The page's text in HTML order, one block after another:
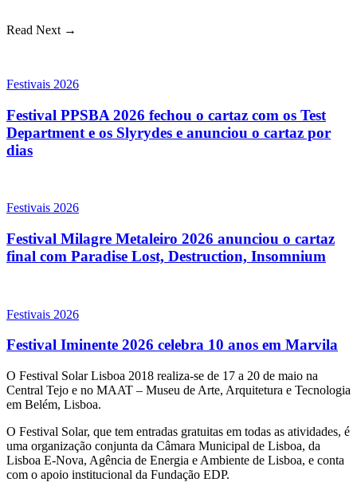
Read Next →
Festivais 2026
Festival PPSBA 2026 fechou o cartaz com os Test
Department e os Slyrydes e anunciou o cartaz por
dias
Festivais 2026
Festival Milagre Metaleiro 2026 anunciou o cartaz
final com Paradise Lost, Destruction, Insomnium
Festivais 2026
Festival Iminente 2026 celebra 10 anos em Marvila
O Festival Solar Lisboa 2018 realiza-se de 17 a 20 de maio na
Central Tejo e no MAAT – Museu de Arte, Arquitetura e Tecnologia
em Belém, Lisboa.
O Festival Solar, que tem entradas gratuitas em todas as atividades, é
uma organização conjunta da Câmara Municipal de Lisboa, da
Lisboa E-Nova, Agência de Energia e Ambiente de Lisboa, e conta
com o apoio institucional da Fundação EDP.